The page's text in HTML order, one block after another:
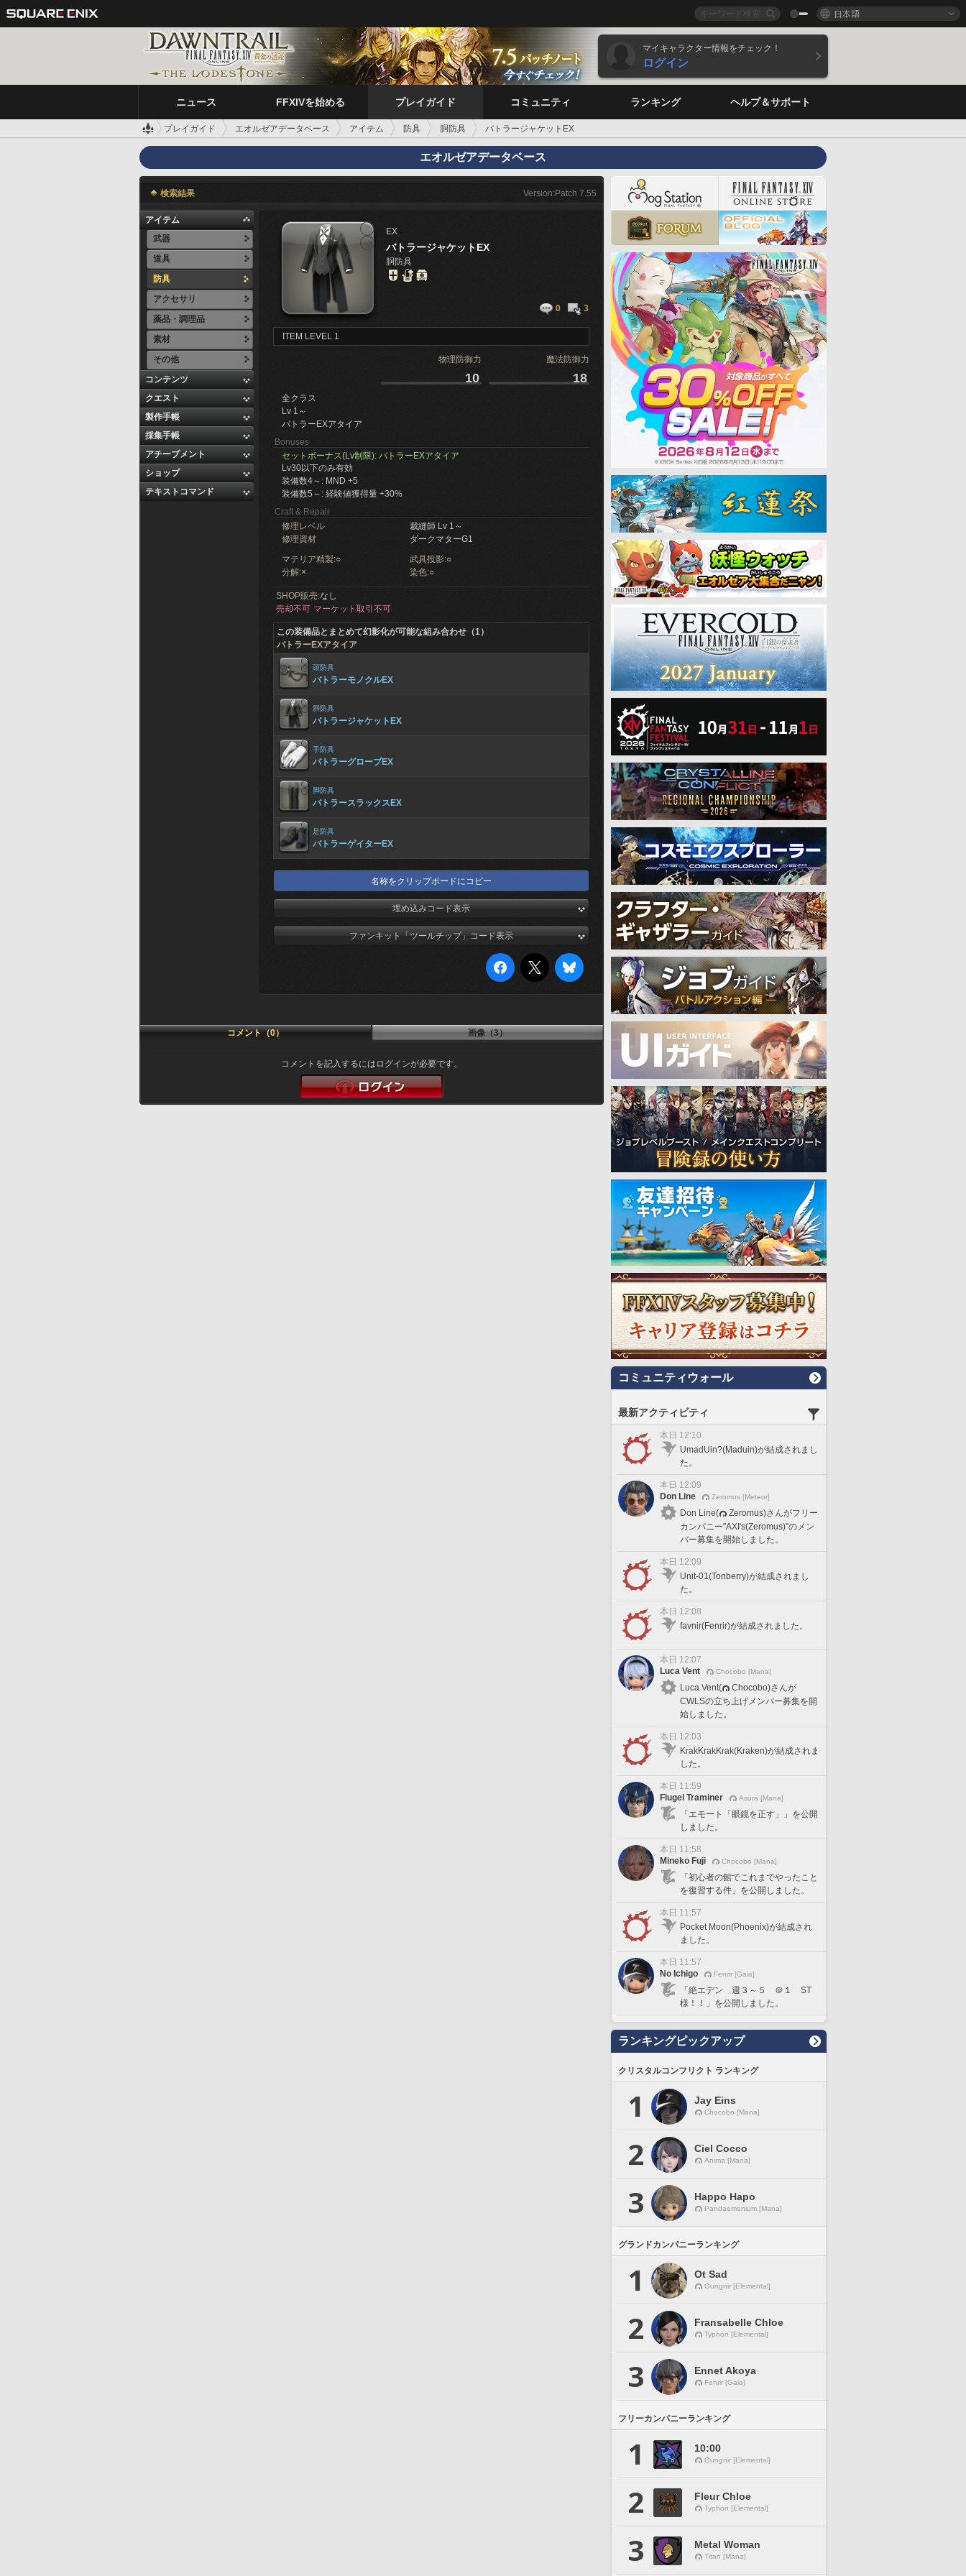
日本語
マイキャラクター情報をチェック！
ログイン
ニュース FFXIVを始める プレイガイド コミュニティ ランキング ヘルプ＆サポート
プレイガイド エオルゼアデータベース アイテム 防具 胴防具 バトラージャケットEX
エオルゼアデータベース
検索結果 Version:Patch 7.55
アイテム
武器
道具
防具
アクセサリ
薬品・調理品
素材
その他
コンテンツ
クエスト
製作手帳
採集手帳
アチーブメント
ショップ
テキストコマンド
EX
バトラージャケットEX
胴防具
0 3
ITEM LEVEL 1
物理防御力 魔法防御力
10 18
全クラス
Lv 1～
バトラーEXアタイア
Bonuses
セットボーナス(Lv制限): バトラーEXアタイア
Lv30以下のみ有効
装備数4～: MND +5
装備数5～: 経験値獲得量 +30%
Craft & Repair
修理レベル
裁縫師 Lv 1～
修理資材
ダークマターG1
マテリア精製:○ 武具投影:○
分解:× 染色:○
SHOP販売:なし
売却不可 マーケット取引不可
この装備品とまとめて幻影化が可能な組み合わせ（1）
バトラーEXアタイア
頭防具
バトラーモノクルEX
胴防具
バトラージャケットEX
手防具
バトラーグローブEX
脚防具
バトラースラックスEX
足防具
バトラーゲイターEX
名称をクリップボードにコピー
埋め込みコード表示
ファンキット「ツールチップ」コード表示
コメント（0） 画像（3）
コメントを記入するにはログインが必要です。
コミュニティウォール
最新アクティビティ
本日 12:10
UmadUin?(Maduin)が結成されまし
た。
本日 12:09
Don Line
Zeromus [Meteor]
Don Line(
Zeromus)さんがフリー
カンパニー"AXI's(Zeromus)"のメン
バー募集を開始しました。
本日 12:09
Unit-01(Tonberry)が結成されまし
た。
本日 12:08
favnir(Fenrir)が結成されました。
本日 12:07
Luca Vent
Chocobo [Mana]
Luca Vent(
Chocobo)さんが
CWLSの立ち上げメンバー募集を開
始しました。
本日 12:03
KrakKrakKrak(Kraken)が結成されま
した。
本日 11:59
Flugel Traminer
Asura [Mana]
「エモート「眼鏡を正す」」を公開
しました。
本日 11:58
Mineko Fuji
Chocobo [Mana]
「初心者の館でこれまでやったこと
を復習する件」を公開しました。
本日 11:57
Pocket Moon(Phoenix)が結成され
ました。
本日 11:57
No Ichigo
Fenrir [Gaia]
「絶エデン 週３～５ ＠１ ST
様！！」を公開しました。
ランキングピックアップ
クリスタルコンフリクト ランキング
1 Jay Eins
Chocobo [Mana]
2 Ciel Cocco
Anima [Mana]
3 Happo Hapo
Pandaemonium [Mana]
グランドカンパニーランキング
1 Ot Sad
Gungnir [Elemental]
2 Fransabelle Chloe
Typhon [Elemental]
3 Ennet Akoya
Fenrir [Gaia]
フリーカンパニーランキング
1 10:00
Gungnir [Elemental]
2 Fleur Chloe
Typhon [Elemental]
3 Metal Woman
Titan [Mana]